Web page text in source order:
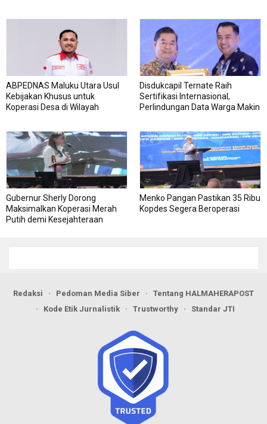
ABPEDNAS Maluku Utara Usul
Kebijakan Khusus untuk
Koperasi Desa di Wilayah
Disdukcapil Ternate Raih
Sertifikasi Internasional,
Perlindungan Data Warga Makin
Gubernur Sherly Dorong
Maksimalkan Koperasi Merah
Putih demi Kesejahteraan
Menko Pangan Pastikan 35 Ribu
Kopdes Segera Beroperasi
Redaksi Pedoman Media Siber
Tentang HALMAHERAPOST
Kode Etik Jurnalistik
Trustworthy Standar JTI